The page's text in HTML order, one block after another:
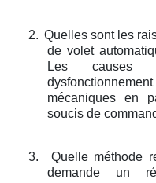
2. Quelles sont les
de volet
Les causes
mécaniques en
soucis de
3.
Quelle méthode
demande un